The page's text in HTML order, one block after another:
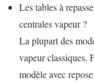
Les tables à
centrales vapeur ?
La plupart des
vapeur classiques.
modèle avec